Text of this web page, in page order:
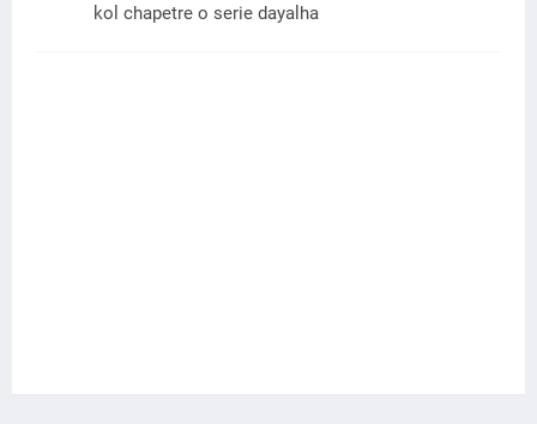
kol chapetre o serie dayalha